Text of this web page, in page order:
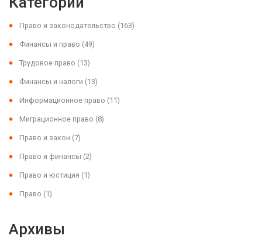
Право и законодательство (163)
Финансы и право (49)
Трудовое право (13)
Финансы и налоги (13)
Информационное право (11)
Миграционное право (8)
Право и закон (7)
Право и финансы (2)
Право и юстиция (1)
Право (1)
Архивы